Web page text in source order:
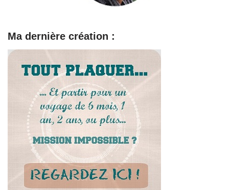
Ma dernière création :